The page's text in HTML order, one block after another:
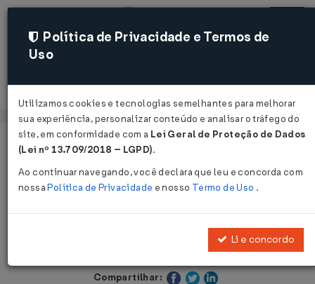
Acessar
Página Inicial Legislações
Decreto nº 52.118 de 31/08/2007
Publicado no DOE - SP em 1 set 2007
Compartilhar:
Política de Privacidade e Termos de
Uso
Utilizamos cookies e tecnologias semelhantes para melhorar
sua experiência, personalizar conteúdo e analisar o tráfego do
site, em conformidade com a Lei Geral de Proteção de Dados
(Lei nº 13.709/2018 – LGPD).
Ao continuar navegando, você declara que leu e concorda com
nossaPolítica de Privacidade e nosso Termo de Uso .
Li e concordo